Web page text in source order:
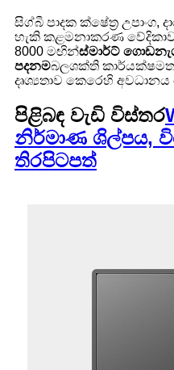
සිග්බී පාදක ක්ෂේත්‍ර උපාංග,
හැකි කළමනාකරණ
8000 මඟින්ස්මාර්ට්
පදනමබලශක්ති
දෘශ්‍යතාව කෙරෙහි
පිළිබඳ වැඩි විස්තර
නිර්මාණ ශිල්පය,
තිරපිටපත්